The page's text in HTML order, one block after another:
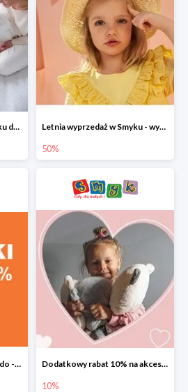
Marka Motherhood w Smyku do -40% Letnia wyprzedaż w Smyku - wybrane ubrania i buty do -50%
50%
Wybrane zabawki w Smyku do -50% Dodatkowy rabat 10% na akcesoria dziecięce
10%